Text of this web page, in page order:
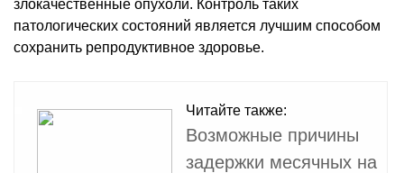
злокачественные опухоли. Контроль таких
патологических состояний является лучшим способом
сохранить репродуктивное здоровье.
Читайте также:
Возможные причины
задержки месячных на